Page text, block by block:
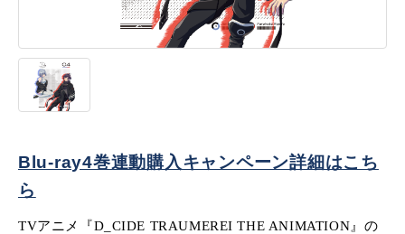
Blu-ray4巻連動購入キャンペーン詳細はこち
ら
TVアニメ『D_CIDE TRAUMEREI THE ANIMATION』の